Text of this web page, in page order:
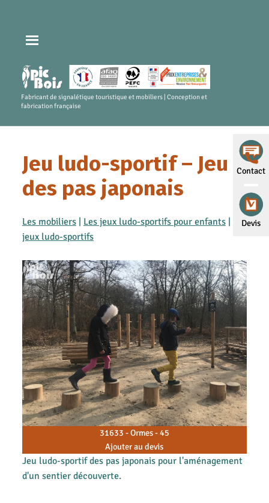
Contact
Devis
Fabricant de signalétique touristique et mobiliers | Conception et
fabrication française
Jeu ludo-sportif – Jeu
des pas japonais
Les mobiliers| Les jeux ludo-sportifs pour enfants|
Les
jeux ludo-sportifs
31633 - Ormes - 45
Ajouter au devis
Jeu ludo-sportif des pas japonais pour l'aménagement
d'un sentier découverte.